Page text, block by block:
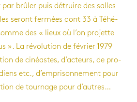
brû­ler puis détruire des salles
seront fer­mées dont 33 à Téhé­
des « lieux où l’on pro­jette
». La révo­lu­tion de février 1979
de cinéastes, d’ac­teurs, de pro­
etc., d’em­pri­son­ne­ment pour
de tour­nage pour d’autres…